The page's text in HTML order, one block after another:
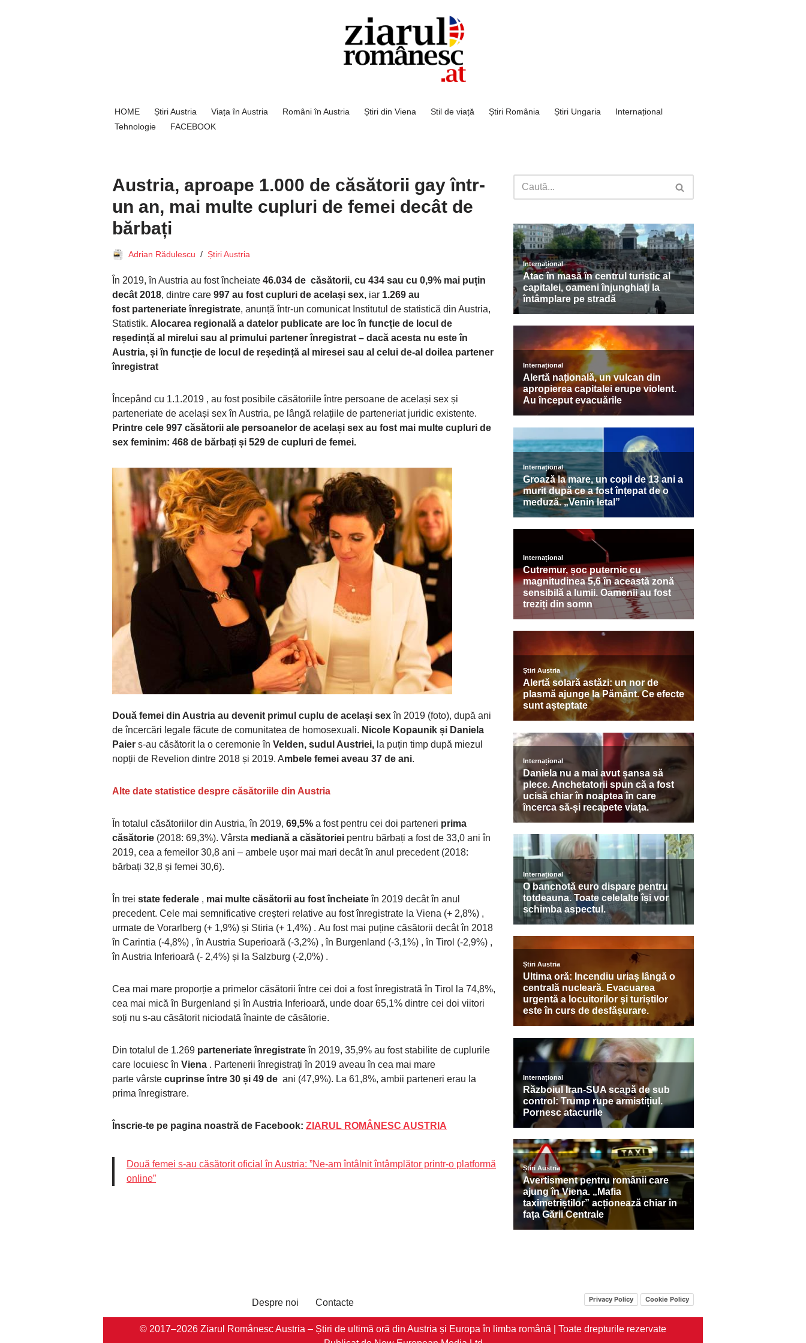
HOME Știri Austria Viața în Austria Români în Austria Știri din Viena Stil de viață Știri România Știri Ungaria
Internațional
Tehnologie
FACEBOOK
Austria, aproape 1.000 de căsătorii gay într-
un an, mai multe cupluri de femei decât de
bărbați
Adrian Rădulescu Știri Austria
În 2019, în Austria au fost încheiate 46.034 de căsătorii, cu 434 sau cu 0,9% mai puțin
decât 2018, dintre care 997 au fost cupluri de același sex, iar 1.269 au
fost parteneriate înregistrate, anunță într-un comunicat Institutul de statistică din Austria,
Statistik. Alocarea regională a datelor publicate are loc în funcție de locul de
reședință al mirelui sau al primului partener înregistrat – dacă acesta nu este în
Austria, și în funcție de locul de reședință al miresei sau al celui de-al doilea partener
înregistrat
Începând cu 1.1.2019 , au fost posibile căsătoriile între persoane de același sex și
parteneriate de același sex în Austria, pe lângă relațiile de parteneriat juridic existente.
Printre cele 997 căsătorii ale persoanelor de același sex au fost mai multe cupluri de
sex feminim: 468 de bărbați și 529 de cupluri de femei.
Două femei din Austria au devenit primul cuplu de același sexîn 2019 (foto), după ani
de încercări legale făcute de comunitatea de homosexuali. Nicole Kopaunik și Daniela
Paier s-au căsătorit la o ceremonie în Velden, sudul Austriei, la puțin timp după miezul
nopții de Revelion dintre 2018 și 2019. Ambele femei aveau 37 de ani.
Alte date statistice despre căsătoriile din Austria
În totalul căsătoriilor din Austria, în 2019, 69,5% a fost pentru cei doi parteneri prima
căsătorie (2018: 69,3%). Vârsta mediană a căsătoriei pentru bărbați a fost de 33,0 ani în
2019, cea a femeilor 30,8 ani – ambele ușor mai mari decât în ​​anul precedent (2018:
bărbați 32,8 și femei 30,6).
În trei state federale , mai multe căsătorii au fost încheiateîn 2019 decât în ​​anul
precedent. Cele mai semnificative creșteri relative au fost înregistrate la Viena (+ 2,8%) ,
urmate de Vorarlberg (+ 1,9%) și Stiria (+ 1,4%) . Au fost mai puține căsătorii decât în ​​2018
în Carintia (-4,8%) , în Austria Superioară (-3,2%) , în Burgenland (-3,1%) , în Tirol (-2,9%) ,
în Austria Inferioară (- 2,4%) și la Salzburg (-2,0%) .
Cea mai mare proporție a primelor căsătorii între cei doi a fost înregistrată în Tirol la 74,8%,
cea mai mică în Burgenland și în Austria Inferioară, unde doar 65,1% dintre cei doi viitori
soți nu s-au căsătorit niciodată înainte de căsătorie.
Din totalul de 1.269 parteneriate înregistrateîn 2019, 35,9% au fost stabilite de cuplurile
care locuiesc în Viena . Partenerii înregistrați în 2019 aveau în cea mai mare
parte vârste cuprinse între 30 și 49 de ani (47,9%). La 61,8%, ambii parteneri erau la
prima înregistrare.
Înscrie-te pe pagina noastră de Facebook: ZIARUL ROMÂNESC AUSTRIA
Două femei s-au căsătorit oficial în Austria: ”Ne-am întâlnit întâmplător printr-o platformă
online”
Despre noi Contacte Privacy Policy Cookie Policy
© 2017–2026 Ziarul Românesc Austria – Știri de ultimă oră din Austria și Europa în limba română | Toate drepturile rezervate